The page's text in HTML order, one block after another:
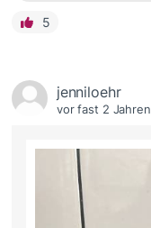
5
jenniloehr
vor fast 2 Jahren